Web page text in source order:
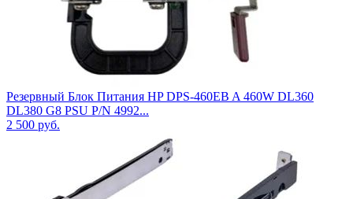
Резервный Блок Питания HP DPS-460EB A 460W DL360
DL380 G8 PSU P/N 4992...
2 500 руб.